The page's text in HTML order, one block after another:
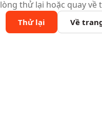
lòng thử lại hoặc quay về
Thử lại Về